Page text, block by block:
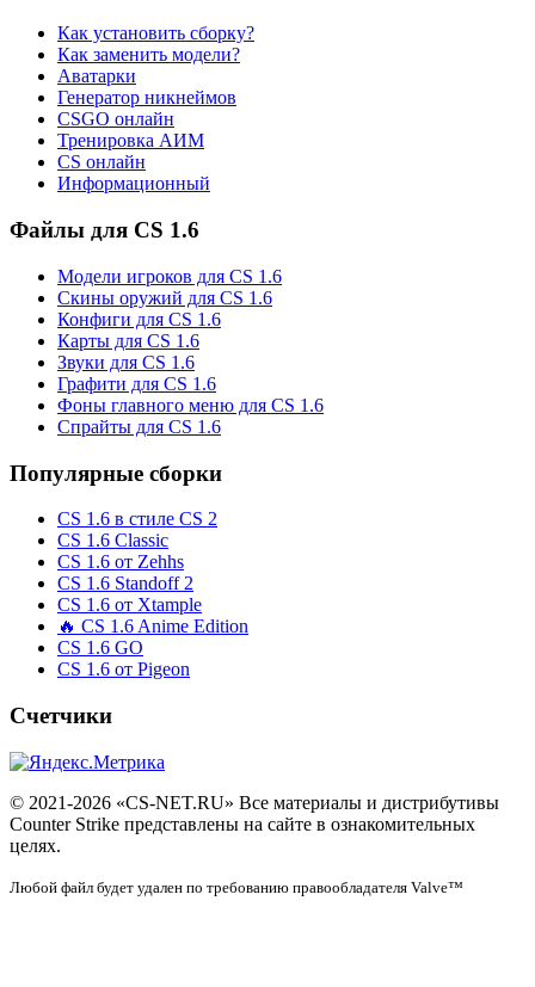
Как установить сборку?
Как заменить модели?
Аватарки
Генератор никнеймов
CSGO онлайн
Тренировка АИМ
CS онлайн
Информационный
Файлы для CS 1.6
Модели игроков для CS 1.6
Скины оружий для CS 1.6
Конфиги для CS 1.6
Карты для CS 1.6
Звуки для CS 1.6
Графити для CS 1.6
Фоны главного меню для CS 1.6
Спрайты для CS 1.6
Популярные сборки
CS 1.6 в стиле CS 2
CS 1.6 Classic
CS 1.6 от Zehhs
CS 1.6 Standoff 2
CS 1.6 от Xtample
🔥 CS 1.6 Anime Edition
CS 1.6 GO
CS 1.6 от Pigeon
Счетчики
© 2021-2026 «CS-NET.RU» Все материалы и дистрибутивы
Counter Strike представлены на сайте в ознакомительных
целях.
Любой файл будет удален по требованию правообладателя Valve™